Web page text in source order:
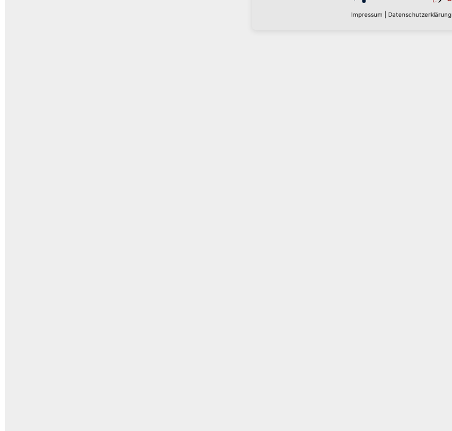
Impressum Datenschutzerklärung